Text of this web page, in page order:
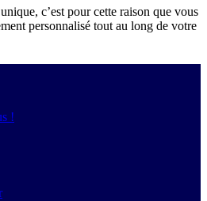
c’est pour cette raison que vous
personnalisé tout au long de votre
!